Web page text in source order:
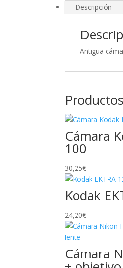
Descripción
Antigua
Cámara
100
30,25€
Kodak
24,20€
Cámara